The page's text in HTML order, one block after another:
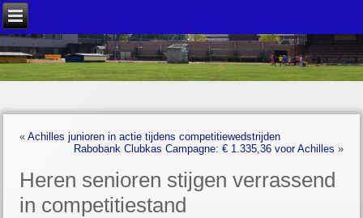
«Achilles junioren in actie tijdens competitiewedstrijden
Rabobank Clubkas Campagne: € 1.335,36 voor Achilles »
Heren senioren stijgen verrassend
in competitiestand